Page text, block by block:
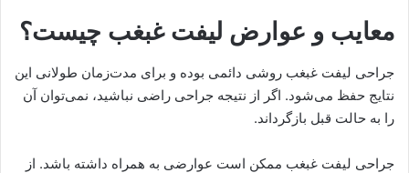
معایب و عوارض لیفت غبغب چیست؟
جراحی لیفت غبغب روشی دائمی بوده و برای مدت‌زمان طولانی این
نتایج حفظ می‌شود. اگر از نتیجه جراحی راضی نباشید، نمی‌توان آن
را به حالت قبل بازگرداند.
جراحی لیفت غبغب ممکن است عوارضی به همراه داشته باشد. از